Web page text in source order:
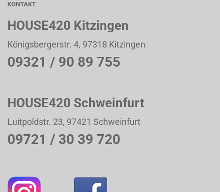
KONTAKT
HOUSE420 Kitzingen
Königsbergerstr. 4, 97318 Kitzingen
09321 / 90 89 755
HOUSE420 Schweinfurt
Luitpoldstr. 23, 97421 Schweinfurt
09721 / 30 39 720